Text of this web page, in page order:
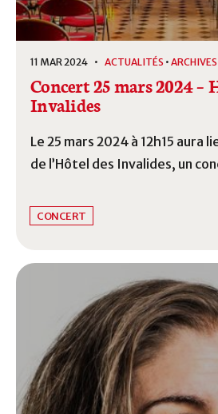
11 MAR 2024 • ACTUALITÉS • ARCHIVES
Concert 25 mars 2024 –
Invalides
Le 25 mars 2024 à 12h15 aura
de l’Hôtel des Invalides, un
CONCERT